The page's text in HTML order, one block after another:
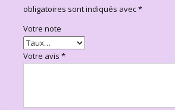
obligatoires sont indiqués avec*
Votre note
Votre avis *